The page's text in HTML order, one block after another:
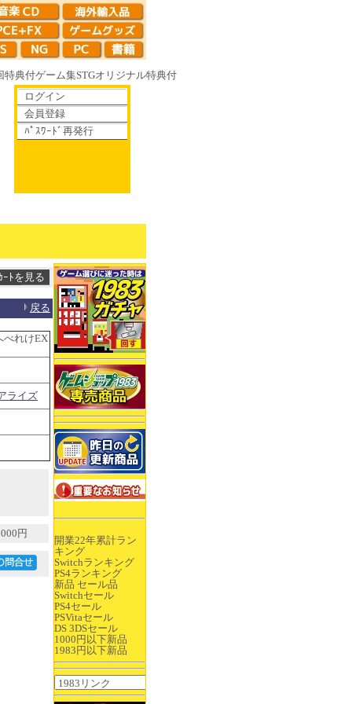
特典付ゲーム集STGオリジナル特典付
ログイン
会員登録
ﾊﾟｽﾜｰﾄﾞ再発行
開業22年累計ラン
キング
Switchランキング
PS4ランキング
新品 セール品
Switchセール
PS4セール
PSVitaセール
DS 3DSセール
1000円以下新品
1983円以下新品
戻る
べれけEX
ライズ
円